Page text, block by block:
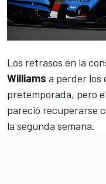
Los retrasos en la
Williams a perder los
pretemporada, pero
pareció recuperarse
la segunda semana.